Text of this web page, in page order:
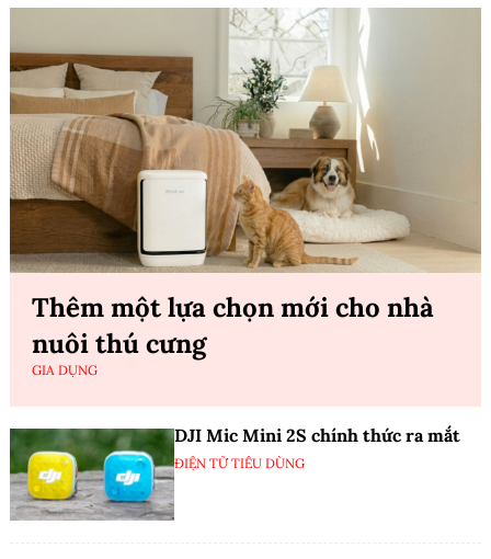
Thêm một lựa chọn mới cho nhà
nuôi thú cưng
GIA DỤNG
DJI Mic Mini 2S chính thức ra mắt
ĐIỆN TỬ TIÊU DÙNG